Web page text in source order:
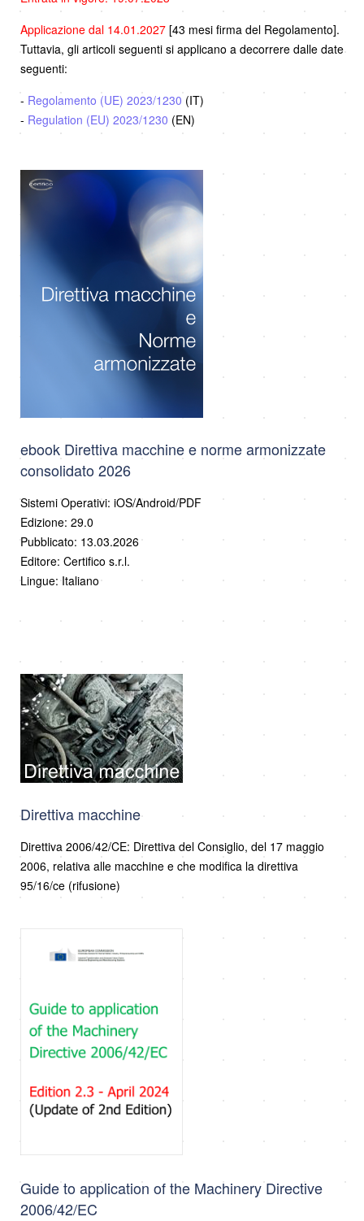
Applicazione dal 14.01.2027 [43 mesi firma del Regolamento].
Tuttavia, gli articoli seguenti si applicano a decorrere dalle date
seguenti:
- Regolamento (UE) 2023/1230 (IT)
- Regulation (EU) 2023/1230 (EN)
ebook Direttiva macchine e norme armonizzate
consolidato 2026
Sistemi Operativi: iOS/Android/PDF
Edizione: 29.0
Pubblicato: 13.03.2026
Editore: Certifico s.r.l.
Lingue: Italiano
Direttiva macchine
Direttiva 2006/42/CE: Direttiva del Consiglio, del 17 maggio
2006, relativa alle macchine e che modifica la direttiva
95/16/ce (rifusione)
Guide to application of the Machinery Directive
2006/42/EC